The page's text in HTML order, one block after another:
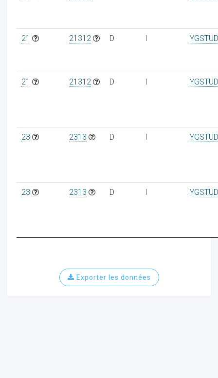
21 21312 D I
21 21312 D I
23 2313 D I
23 2313 D I
Exporter les données